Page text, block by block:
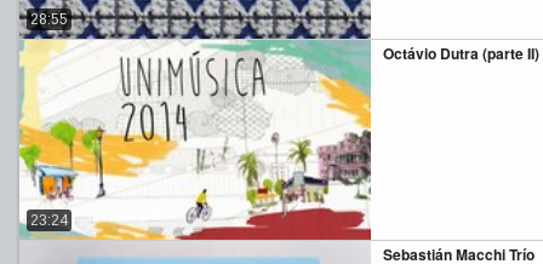
28:55
Octávio Dutra (parte II)
23:24
Sebastián Macchi Trío